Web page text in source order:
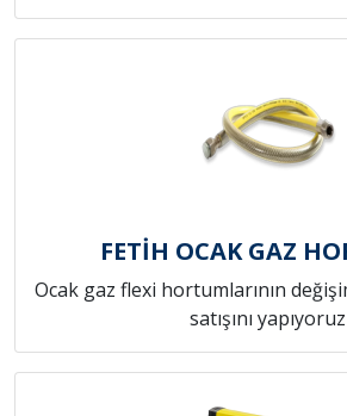
FETİH OCAK GAZ
Ocak gaz flexi hortumlarının
satışını yapıyoruz